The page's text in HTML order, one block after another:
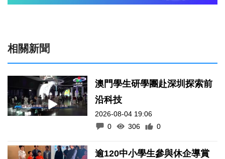
相關新聞
澳門學生研學團赴深圳探索前
沿科技
2026-08-04 19:06
0
306 0
逾120中小學生參與休企導賞